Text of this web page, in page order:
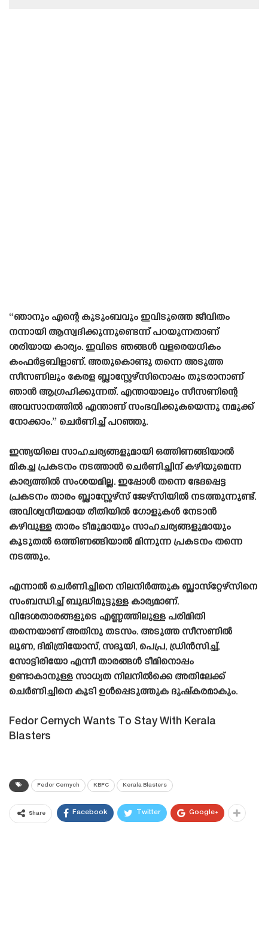
“ഞാനും എന്റെ കുടുംബവും ഇവിടുത്തെ ജീവിതം
നന്നായി ആസ്വദിക്കുന്നുണ്ടെന്ന് പറയുന്നതാണ്
ശരിയായ കാര്യം. ഇവിടെ ഞങ്ങൾ വളരെയധികം
കംഫർട്ടബിളാണ്. അതുകൊണ്ടു തന്നെ അടുത്ത
സീസണിലും കേരള ബ്ലാസ്റ്റേഴ്‌സിനൊപ്പം തുടരാനാണ്
ഞാൻ ആഗ്രഹിക്കുന്നത്. എന്തായാലും സീസണിന്റെ
അവസാനത്തിൽ എന്താണ് സംഭവിക്കുകയെന്നു നമുക്ക്
നോക്കാം.” ചെർണിച്ച് പറഞ്ഞു.
ഇന്ത്യയിലെ സാഹചര്യങ്ങളുമായി ഒത്തിണങ്ങിയാൽ
മികച്ച പ്രകടനം നടത്താൻ ചെർണിച്ചിന് കഴിയുമെന്ന
കാര്യത്തിൽ സംശയമില്ല. ഇപ്പോൾ തന്നെ ഭേദപ്പെട്ട
പ്രകടനം താരം ബ്ലാസ്റ്റേഴ്‌സ് ജേഴ്‌സിയിൽ നടത്തുന്നുണ്ട്.
അവിശ്വനീയമായ രീതിയിൽ ഗോളുകൾ നേടാൻ
കഴിവുള്ള താരം ടീമുമായും സാഹചര്യങ്ങളുമായും
കൂടുതൽ ഒത്തിണങ്ങിയാൽ മിന്നുന്ന പ്രകടനം തന്നെ
നടത്തും.
എന്നാൽ ചെർണിച്ചിനെ നിലനിർത്തുക ബ്ലാസ്‌റ്റേഴ്‌സിനെ
സംബന്ധിച്ച് ബുദ്ധിമുട്ടുള്ള കാര്യമാണ്.
വിദേശതാരങ്ങളുടെ എണ്ണത്തിലുള്ള പരിമിതി
തന്നെയാണ് അതിനു തടസം. അടുത്ത സീസണിൽ
ലൂണ, ദിമിത്രിയോസ്, സദൂയി, പെപ്ര, ഡ്രിൻസിച്ച്,
സോട്ടിരിയോ എന്നീ താരങ്ങൾ ടീമിനൊപ്പം
ഉണ്ടാകാനുള്ള സാധ്യത നിലനിൽക്കെ അതിലേക്ക്
ചെർണിച്ചിനെ കൂടി ഉൾപ്പെടുത്തുക ദുഷ്കരമാകും.
Fedor Cernych Wants To Stay With Kerala
Blasters
Fedor Cernych KBFC Kerala Blasters
Share Facebook Twitter Google+